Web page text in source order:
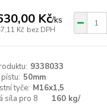
Kč/ks
Kč bez DPH
9338033
50mm
tyče: M16x1,5
síla pro 8
160 kg/